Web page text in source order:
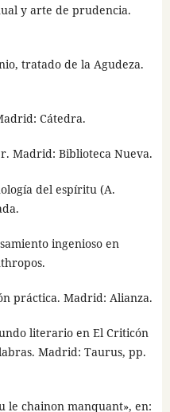
y arte de prudencia.
tratado de la Agudeza.
Cátedra.
Madrid: Biblioteca Nueva.
del espíritu (A.
ingenioso en
práctica. Madrid: Alianza.
literario en El Criticón
Madrid: Taurus, pp.
le chainon manquant», en: